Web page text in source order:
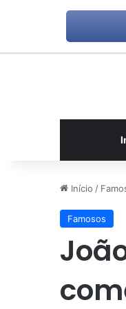
sábado,
Início /
Famosos